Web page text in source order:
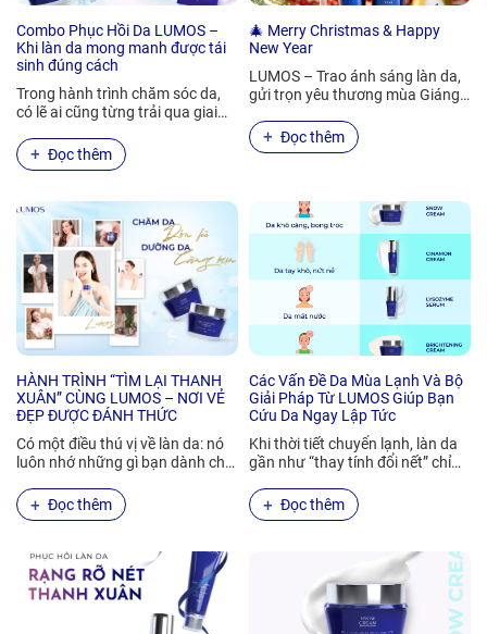
Combo Phục Hồi Da LUMOS –
Khi làn da mong manh được tái
sinh đúng cách
Trong hành trình chăm sóc da,
có lẽ ai cũng từng trải qua giai
Đọc thêm
🎄 Merry Christmas & Happy
New Year
LUMOS – Trao ánh sáng làn da,
gửi trọn yêu thương mùa Giáng
mùa…Đọc thêm
HÀNH TRÌNH “TÌM LẠI THANH
XUÂN” CÙNG LUMOS – NƠI VẺ
ĐẸP ĐƯỢC ĐÁNH THỨC
Có một điều thú vị về làn da: nó
luôn nhớ những gì bạn dành cho
Đọc thêm
Các Vấn Đề Da Mùa Lạnh Và Bộ
Giải Pháp Từ LUMOS Giúp Bạn
Cứu Da Ngay Lập Tức
Khi thời tiết chuyển lạnh, làn da
gần như “thay tính đổi nết” chỉ
Đọc thêm